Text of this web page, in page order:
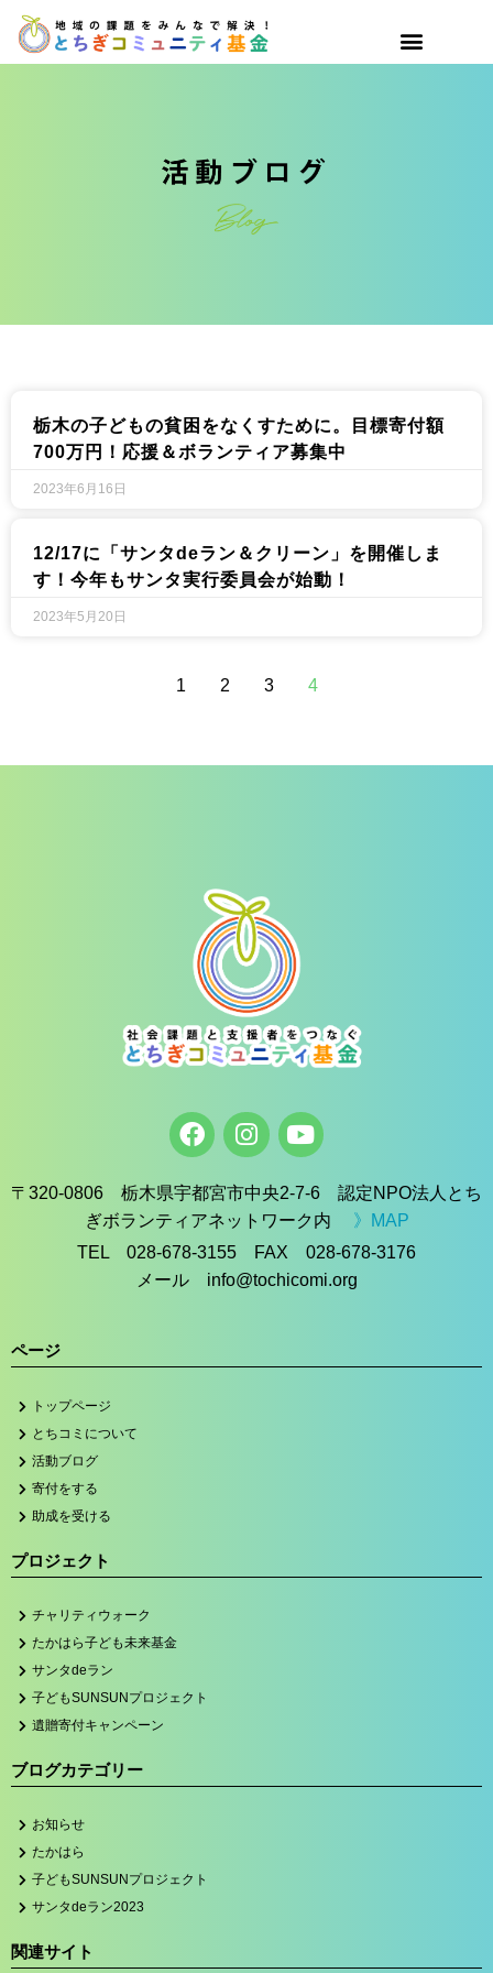
栃木の子どもの貧困をなくすために。目標寄付額
700万円！応援＆ボランティア募集中
2023年6月16日
12/17に「サンタdeラン＆クリーン」を開催しま
す！今年もサンタ実行委員会が始動！
2023年5月20日
1 2 3 4
〒320-0806 栃木県宇都宮市中央2-7-6 認定NPO法人とち
ぎボランティアネットワーク内 》MAP
TEL 028-678-3155 FAX 028-678-3176
メール info@tochicomi.org
ページ
トップページ
とちコミについて
活動ブログ
寄付をする
助成を受ける
プロジェクト
チャリティウォーク
たかはら子ども未来基金
サンタdeラン
子どもSUNSUNプロジェクト
遺贈寄付キャンペーン
ブログカテゴリー
お知らせ
たかはら
子どもSUNSUNプロジェクト
サンタdeラン2023
関連サイト